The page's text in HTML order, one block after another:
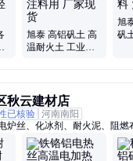
旭泰 高铝矾土 高
温耐火土 工业窑
旭
矾
秋云建材店
已核验 河南南阳
炉丝、化冰剂、耐火泥、阻燃
热布、电阻带、沥青膏、挤塑
棉板、护墙网、专用管、供水